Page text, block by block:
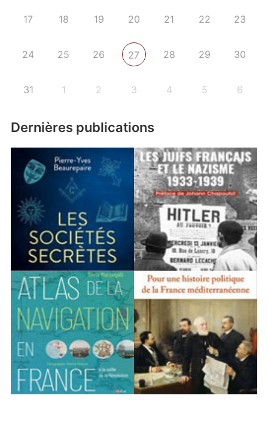
17 18 19 20 21 22 23
24 25 26 27 28 29 30
31 1 2 3 4 5 6
Dernières publications